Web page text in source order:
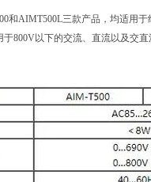
AIMT500L三款产品，均适用于
800V以下的交流、直流以及交